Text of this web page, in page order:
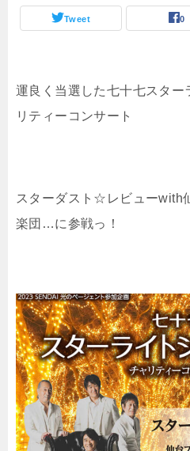
Tweet 0
運良く当選した七十七スター
リティーコンサート
スターダスト☆レビューwith
楽団…に参戦っ！